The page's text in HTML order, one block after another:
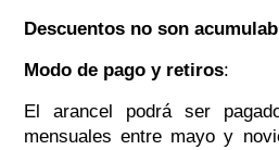
Descuentos no son
Modo de pago y retiros:
El arancel podrá ser
mensuales entre mayo y